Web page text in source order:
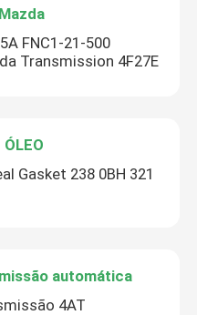
FNC1-21-500
Transmission 4F27E
Gasket 238 0BH 321
automática
4AT